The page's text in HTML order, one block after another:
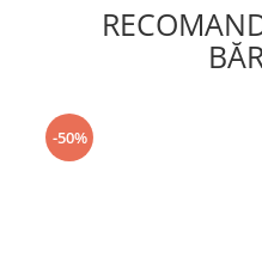
-50%